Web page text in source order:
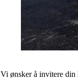
Vi ønsker å invitere